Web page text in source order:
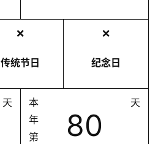
❌
传统节日
❌
纪念日
天
本
年
第
80
天